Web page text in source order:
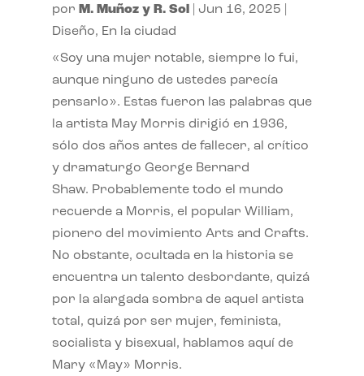
por M. Muñoz y R. Sol Jun 16, 2025
Diseño, En la ciudad
«Soy una mujer notable, siempre lo fui,
aunque ninguno de ustedes parecía
pensarlo». Estas fueron las palabras que
la artista May Morris dirigió en 1936,
sólo dos años antes de fallecer, al crítico
y dramaturgo George Bernard
Shaw. Probablemente todo el mundo
recuerde a Morris, el popular William,
pionero del movimiento Arts and Crafts.
No obstante, ocultada en la historia se
encuentra un talento desbordante, quizá
por la alargada sombra de aquel artista
total, quizá por ser mujer, feminista,
socialista y bisexual, hablamos aquí de
Mary «May» Morris.